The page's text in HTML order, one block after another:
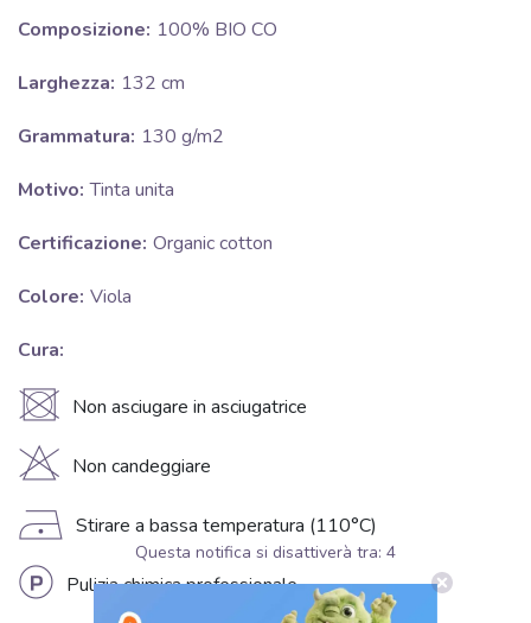
Composizione: 100% BIO CO
Larghezza: 132 cm
Grammatura: 130 g/m2
Motivo: Tinta unita
Certificazione: Organic cotton
Colore: Viola
Cura:
U Non asciugare in asciugatrice
H Non candeggiare
D Stirare a bassa temperatura (110°C)
L Pulizia chimica professionale
Questa notifica si disattiverà tra: 4